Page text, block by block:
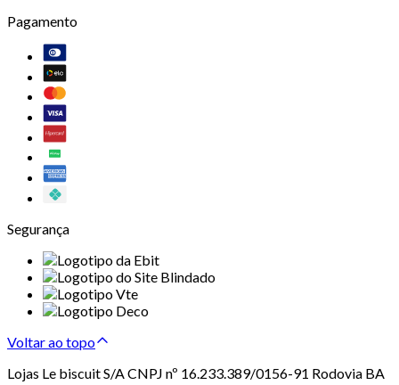
Pagamento
Segurança
Voltar ao topo
Lojas Le biscuit S/A CNPJ nº 16.233.389/0156-91 Rodovia BA